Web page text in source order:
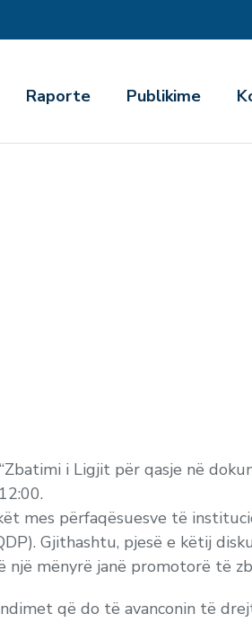
Raporte Publikime
i Ligjit për qasje në
mes përfaqësuesve të
Gjithashtu, pjesë e këtij
një mënyrë janë promotorë të
që do të avanconin të